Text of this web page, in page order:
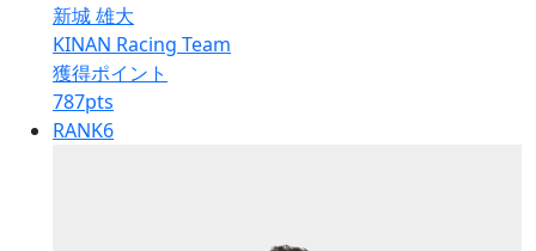
新城 雄大
KINAN Racing Team
獲得ポイント
787pts
RANK6